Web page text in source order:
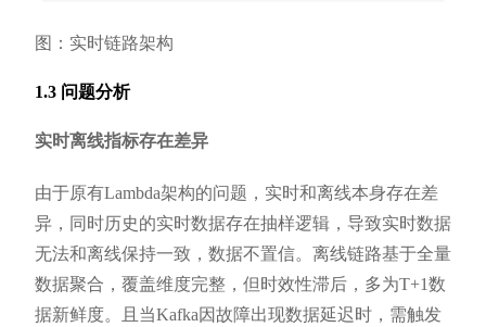
图：实时链路架构
1.3 问题分析
实时离线指标存在差异
由于原有Lambda架构的问题，实时和离线本身存在差
异，同时历史的实时数据存在抽样逻辑，导致实时数据
无法和离线保持一致，数据不置信。离线链路基于全量
数据聚合，覆盖维度完整，但时效性滞后，多为T+1数
据新鲜度。且当Kafka因故障出现数据延迟时，需触发